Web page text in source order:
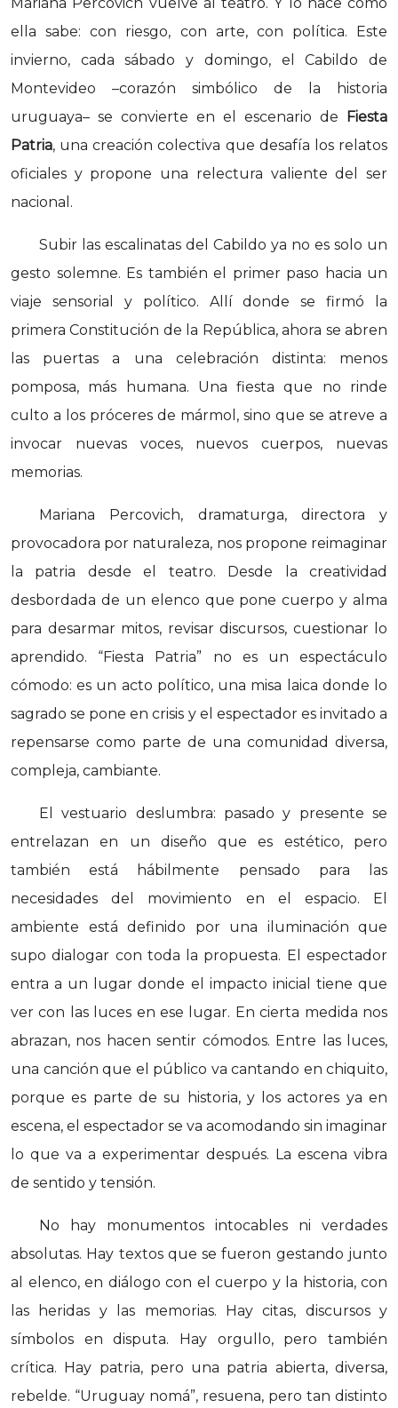
ella sabe: con riesgo, con arte, con política. Este
invierno, cada sábado y domingo, el Cabildo de
Montevideo –corazón simbólico de la historia
uruguaya– se convierte en el escenario de
Fiesta
Patria, una creación colectiva que desafía los relatos
oficiales y propone una relectura valiente del ser
nacional.
Subir las escalinatas del Cabildo ya no es solo un
gesto solemne. Es también el primer paso hacia un
viaje sensorial y político. Allí donde se firmó la
primera Constitución de la República, ahora se abren
las puertas a una celebración distinta: menos
pomposa, más humana. Una fiesta que no rinde
culto a los próceres de mármol, sino que se atreve a
invocar nuevas voces, nuevos cuerpos, nuevas
memorias.
Mariana Percovich, dramaturga, directora y
provocadora por naturaleza, nos propone reimaginar
la patria desde el teatro. Desde la creatividad
desbordada de un elenco que pone cuerpo y alma
para desarmar mitos, revisar discursos, cuestionar lo
aprendido. “Fiesta Patria” no es un espectáculo
cómodo: es un acto político, una misa laica donde lo
sagrado se pone en crisis y el espectador es invitado a
repensarse como parte de una comunidad diversa,
compleja, cambiante.
El vestuario deslumbra: pasado y presente se
entrelazan en un diseño que es estético, pero
también está hábilmente pensado para las
necesidades del movimiento en el espacio. El
ambiente está definido por una iluminación que
supo dialogar con toda la propuesta. El espectador
entra a un lugar donde el impacto inicial tiene que
ver con las luces en ese lugar. En cierta medida nos
abrazan, nos hacen sentir cómodos. Entre las luces,
una canción que el público va cantando en chiquito,
porque es parte de su historia, y los actores ya en
escena, el espectador se va acomodando sin imaginar
lo que va a experimentar después. La escena vibra
de sentido y tensión.
No hay monumentos intocables ni verdades
absolutas. Hay textos que se fueron gestando junto
al elenco, en diálogo con el cuerpo y la historia, con
las heridas y las memorias. Hay citas, discursos y
símbolos en disputa. Hay orgullo, pero también
crítica. Hay patria, pero una patria abierta, diversa,
rebelde. “Uruguay nomá”, resuena, pero tan distinto